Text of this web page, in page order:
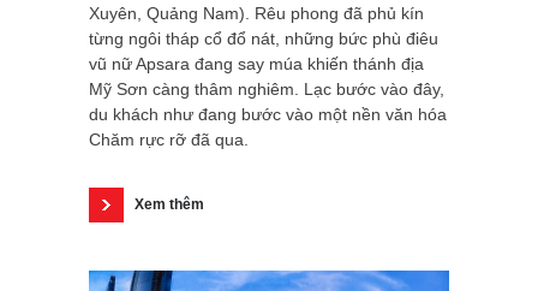
Xuyên, Quảng Nam). Rêu phong đã phủ kín
từng ngôi tháp cổ đổ nát, những bức phù điêu
vũ nữ Apsara đang say múa khiến thánh địa
Mỹ Sơn càng thâm nghiêm. Lạc bước vào đây,
du khách như đang bước vào một nền văn hóa
Chăm rực rỡ đã qua.
Xem thêm